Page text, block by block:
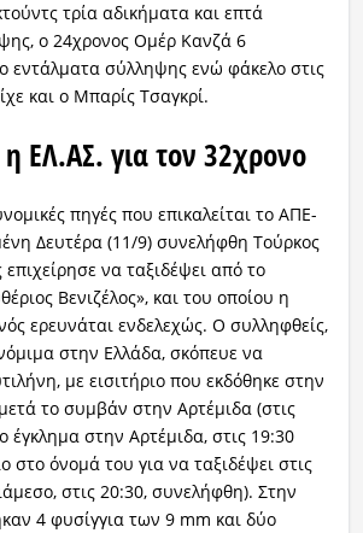
τρία αδικήματα και επτά
ο 24χρονος Ομέρ Κανζά 6
εντάλματα σύλληψης ενώ φάκελο στις
και ο Μπαρίς Τσαγκρί.
η ΕΛ.ΑΣ. για τον 32χρονο
πηγές που επικαλείται το ΑΠΕ-
Δευτέρα (11/9) συνελήφθη Τούρκος
να ταξιδέψει από το
Βενιζέλος», και του οποίου η
ερευνάται ενδελεχώς. Ο συλληφθείς,
στην Ελλάδα, σκόπευε να
με εισιτήριο που εκδόθηκε στην
το συμβάν στην Αρτέμιδα (στις
έγκλημα στην Αρτέμιδα, στις 19:30
στο όνομά του για να ταξιδέψει στις
στις 20:30, συνελήφθη). Στην
4 φυσίγγια των 9 mm και δύο